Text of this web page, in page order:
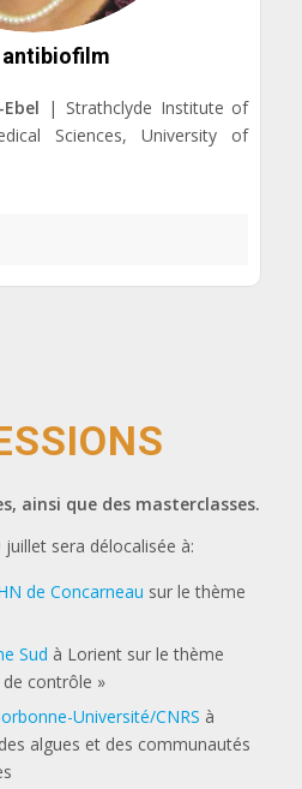
antibiofilm
| Strathclyde Institute of
Sciences, University of
ainsi que des masterclasses.
sera délocalisée à:
de Concarneau sur le thème
Sud à Lorient sur le thème
contrôle »
Université/CNRS à
algues et des communautés